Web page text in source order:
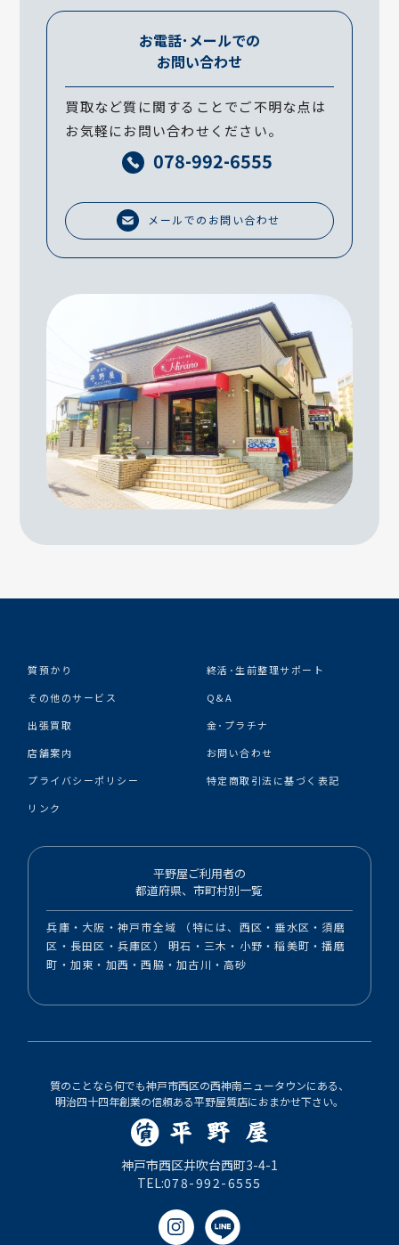
お電話･メールでの
お問い合わせ
買取など質に関することでご不明な点は
お気軽にお問い合わせください。
078-992-6555
メールでのお問い合わせ
質預かり
終活･生前整理サポート
その他のサービス
Q&A
出張買取
金･プラチナ
店舗案内
お問い合わせ
プライバシーポリシー
特定商取引法に基づく表記
リンク
平野屋ご利用者の
都道府県、市町村別一覧
兵庫・大阪・神戸市全域 （特には、西区・垂水区・須磨
区・長田区・兵庫区） 明石・三木・小野・稲美町・播磨
町・加東・加西・西脇・加古川・高砂
質のことなら何でも神戸市西区の西神南ニュータウンにある、
明治四十四年創業の信頼ある平野屋質店におまかせ下さい。
神戸市西区井吹台西町3-4-1
TEL:078-992-6555